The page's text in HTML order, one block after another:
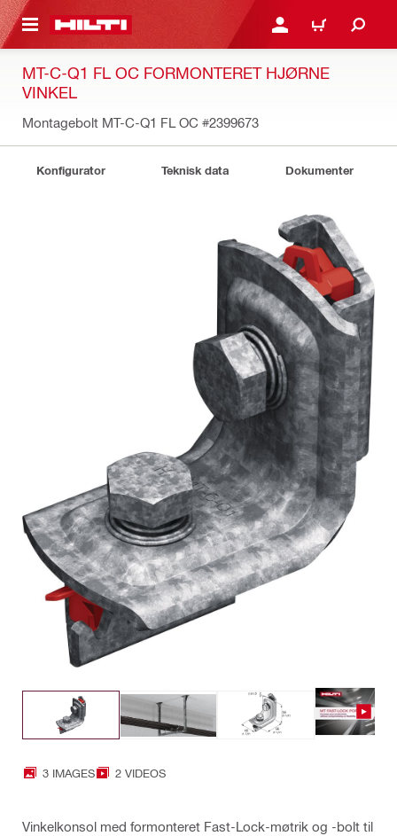
HOVEDINDHOLD LOG IND ELLER
INDKØBSKURV
MT-C-Q1 FL OC FORMONTERET HJØRNE
VINKEL
Montagebolt MT-C-Q1 FL OC #2399673
Konfigurator Teknisk data Dokumenter
3 IMAGES 2 VIDEOS
Vinkelkonsol med formonteret Fast-Lock-møtrik og -bolt til